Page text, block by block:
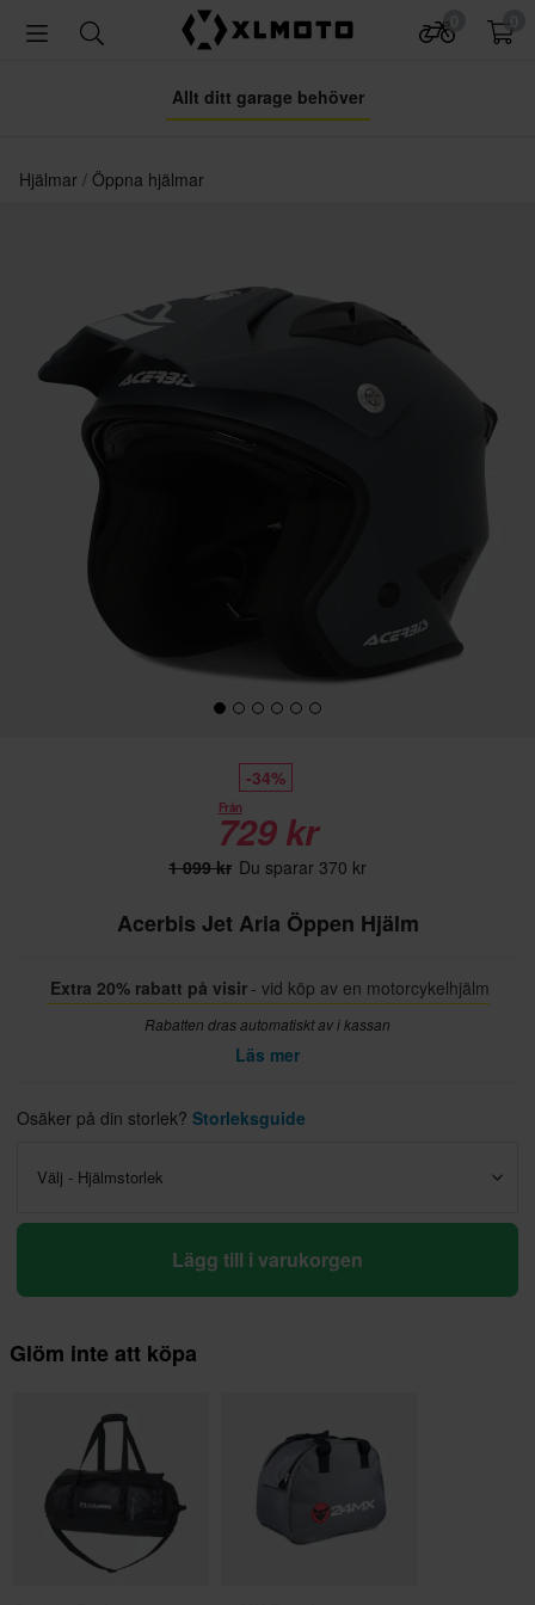
Allt ditt garage behöver
Hjälmar Öppna hjälmar
-34%
Från
729 kr
1 099 kr Du sparar 370 kr
Acerbis Jet Aria Öppen Hjälm
Extra 20% rabatt på visir - vid köp av en motorcykelhjälm
Rabatten dras automatiskt av i kassan
Läs mer
Osäker på din storlek? Storleksguide
Välj - Hjälmstorlek
Lägg till i varukorgen
Glöm inte att köpa